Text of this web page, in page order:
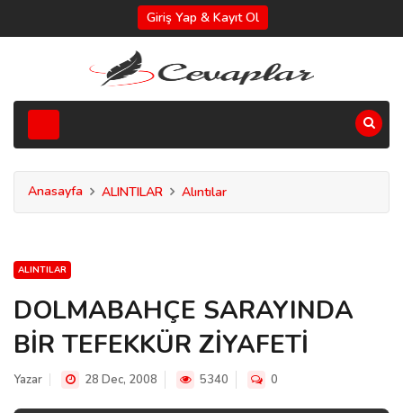
Giriş Yap & Kayıt Ol
Anasayfa ALINTILAR Alıntılar
ALINTILAR
DOLMABAHÇE SARAYINDA
BİR TEFEKKÜR ZİYAFETİ
Yazar 28 Dec, 2008 5340 0